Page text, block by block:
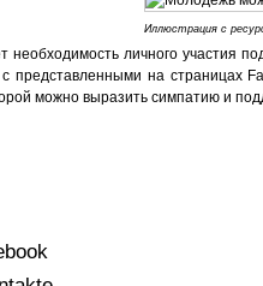
Иллюстрация c
необходимость личного участия
с представленными на страницах
можно выразить симпатию и